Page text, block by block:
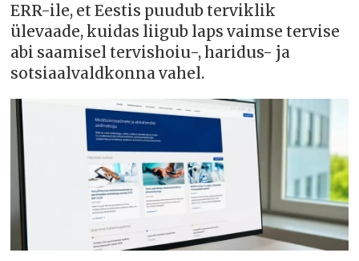
ERR-ile, et Eestis puudub terviklik
ülevaade, kuidas liigub laps vaimse tervise
abi saamisel tervishoiu-, haridus- ja
sotsiaalvaldkonna vahel.